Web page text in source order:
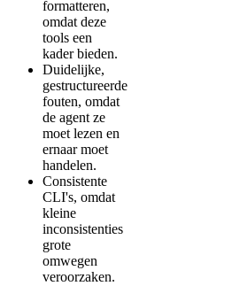
formatteren,
omdat deze
tools een
kader bieden.
Duidelijke,
gestructureerde
fouten, omdat
de agent ze
moet lezen en
ernaar moet
handelen.
Consistente
CLI's, omdat
kleine
inconsistenties
grote
omwegen
veroorzaken.